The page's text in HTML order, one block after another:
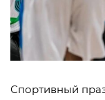
Спортивный